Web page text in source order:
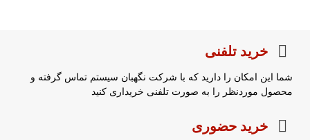
خرید تلفنی
شما این امکان را دارید که با شرکت نگهبان سیستم تماس گرفته و
محصول موردنظر را به صورت تلفنی خریداری کنید
خرید حضوری